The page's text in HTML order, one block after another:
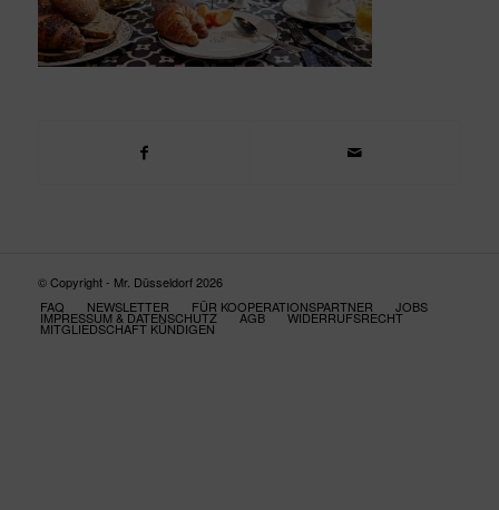
© Copyright - Mr. Düsseldorf 2026
FAQ
NEWSLETTER FÜR KOOPERATIONSPARTNER JOBS
IMPRESSUM & DATENSCHUTZ AGB WIDERRUFSRECHT
MITGLIEDSCHAFT KÜNDIGEN